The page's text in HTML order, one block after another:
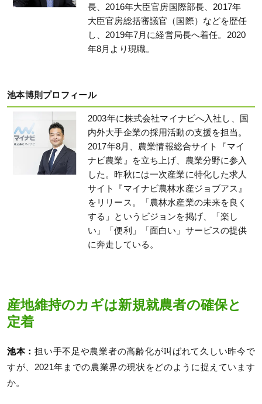
長、2016年大臣官房国際部長、2017年
大臣官房総括審議官（国際）などを歴任
し、2019年7月に経営局長へ着任。2020
年8月より現職。
池本博則プロフィール
2003年に株式会社マイナビへ入社し、国
内外大手企業の採用活動の支援を担当。
2017年8月、農業情報総合サイト『マイ
ナビ農業』を立ち上げ、農業分野に参入
した。昨秋には一次産業に特化した求人
サイト『マイナビ農林水産ジョブアス』
をリリース。「農林水産業の未来を良く
する」というビジョンを掲げ、「楽し
い」「便利」「面白い」サービスの提供
に奔走している。
産地維持のカギは新規就農者の確保と
定着
池本：担い手不足や農業者の高齢化が叫ばれて久しい昨今で
すが、2021年までの農業界の現状をどのように捉えています
か。